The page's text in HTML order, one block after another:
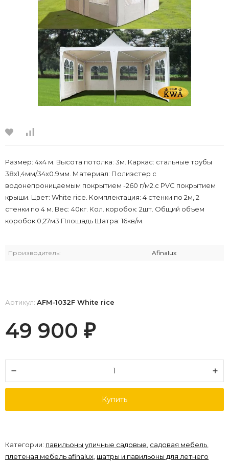
Размер: 4x4 м. Высота потолка: 3м. Каркас: стальные трубы
38х1,4мм/34x0.9мм. Материал: Полиэстер с
водонепроницаемым покрытием -260 г/м2.c PVC покрытием
крыши. Цвет: White rice. Комплектация: 4 стенки по 2м, 2
стенки по 4 м. Вес: 40кг. Кол. коробок: 2шт. Общий объем
коробок:0,27м3.Площадь Шатра: 16кв/м.
Производитель: Afinalux
Артикул: AFM-1032F White rice
49 900 ₽
Купить
Категории: павильоны уличные садовые садовая мебель
плетеная мебель afinalux шатры и павильоны для летнего